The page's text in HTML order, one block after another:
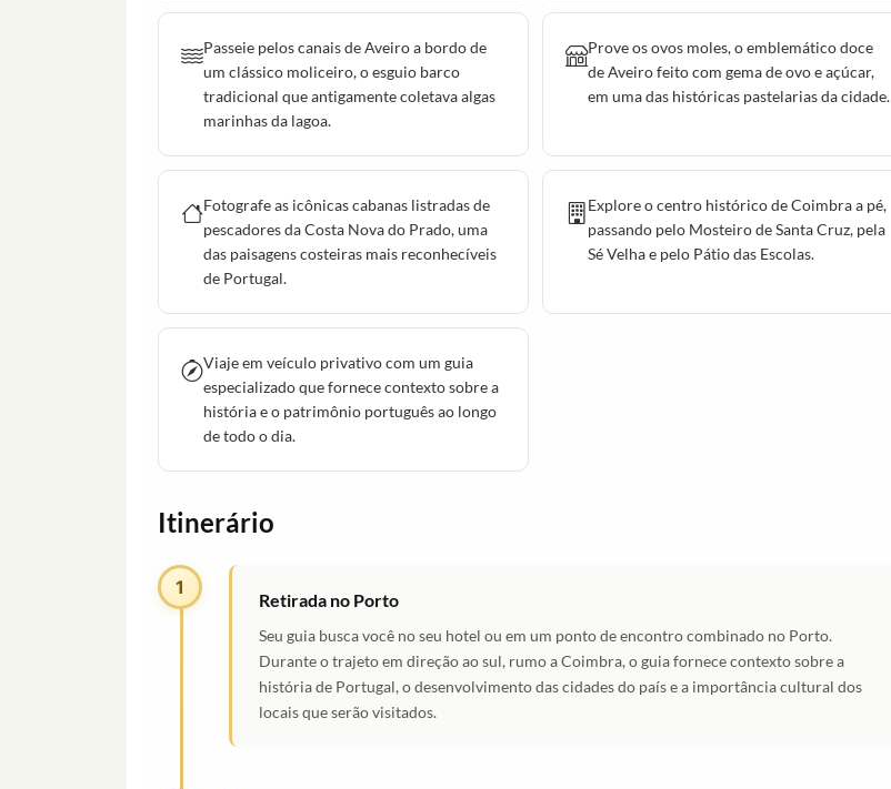
Passeie pelos canais de Aveiro a bordo de
um clássico moliceiro, o esguio barco
tradicional que antigamente coletava algas
marinhas da lagoa.
Prove os ovos moles, o emblemático doce
de Aveiro feito com gema de ovo e açúcar,
em uma das históricas pastelarias da cidade.
Fotografe as icônicas cabanas listradas de
pescadores da Costa Nova do Prado, uma
das paisagens costeiras mais reconhecíveis
de Portugal.
Explore o centro histórico de Coimbra a pé,
passando pelo Mosteiro de Santa Cruz, pela
Sé Velha e pelo Pátio das Escolas.
Viaje em veículo privativo com um guia
especializado que fornece contexto sobre a
história e o patrimônio português ao longo
de todo o dia.
Itinerário
1
Retirada no Porto
Seu guia busca você no seu hotel ou em um ponto de encontro combinado no Porto.
Durante o trajeto em direção ao sul, rumo a Coimbra, o guia fornece contexto sobre a
história de Portugal, o desenvolvimento das cidades do país e a importância cultural dos
locais que serão visitados.